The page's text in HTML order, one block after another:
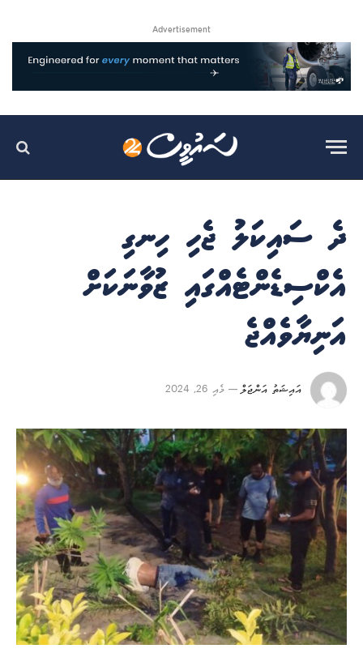
Advertisement
ދެ ސައިކަލު ޖެހި ހިނގި
އެކްސިޑެންޓެއްގައި ޒުވާނަކަށް
އަނިޔާވެއްޖެ
އައިޝަތު އަންޖަލް މެއި 26, 2024